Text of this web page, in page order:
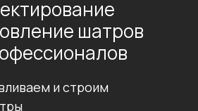
шатров
и строим